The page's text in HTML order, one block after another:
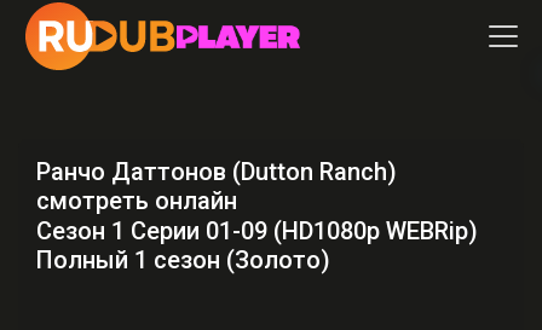
Ранчо Даттонов (Dutton Ranch)
смотреть онлайн
Сезон 1 Серии 01-09 (HD1080p WEBRip)
Полный 1 сезон (Золото)